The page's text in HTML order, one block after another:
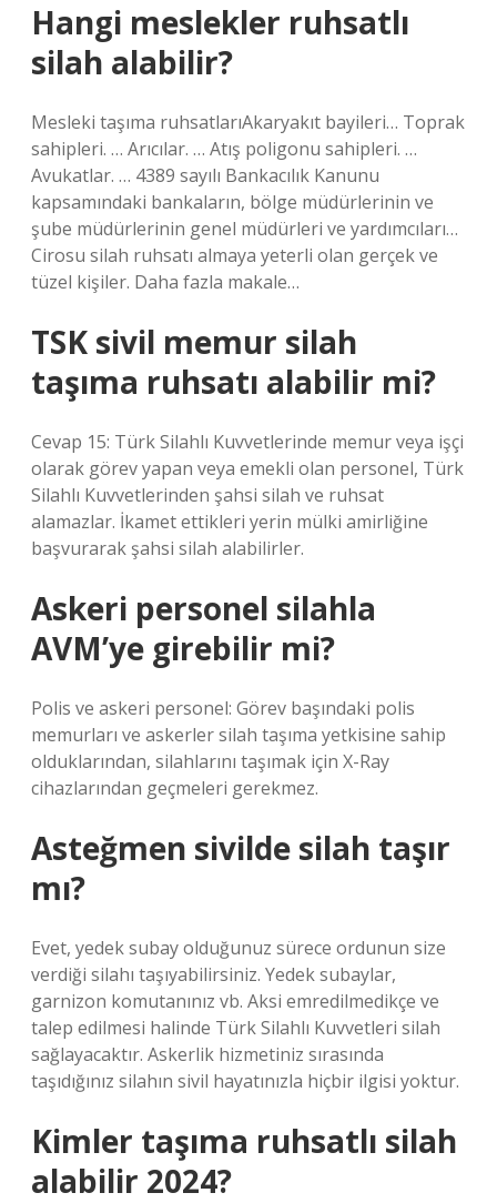
Hangi meslekler ruhsatlı
silah alabilir?
Mesleki taşıma ruhsatlarıAkaryakıt bayileri… Toprak
sahipleri. … Arıcılar. … Atış poligonu sahipleri. …
Avukatlar. … 4389 sayılı Bankacılık Kanunu
kapsamındaki bankaların, bölge müdürlerinin ve
şube müdürlerinin genel müdürleri ve yardımcıları…
Cirosu silah ruhsatı almaya yeterli olan gerçek ve
tüzel kişiler. Daha fazla makale…
TSK sivil memur silah
taşıma ruhsatı alabilir mi?
Cevap 15: Türk Silahlı Kuvvetlerinde memur veya işçi
olarak görev yapan veya emekli olan personel, Türk
Silahlı Kuvvetlerinden şahsi silah ve ruhsat
alamazlar. İkamet ettikleri yerin mülki amirliğine
başvurarak şahsi silah alabilirler.
Askeri personel silahla
AVM’ye girebilir mi?
Polis ve askeri personel: Görev başındaki polis
memurları ve askerler silah taşıma yetkisine sahip
olduklarından, silahlarını taşımak için X-Ray
cihazlarından geçmeleri gerekmez.
Asteğmen sivilde silah taşır
mı?
Evet, yedek subay olduğunuz sürece ordunun size
verdiği silahı taşıyabilirsiniz. Yedek subaylar,
garnizon komutanınız vb. Aksi emredilmedikçe ve
talep edilmesi halinde Türk Silahlı Kuvvetleri silah
sağlayacaktır. Askerlik hizmetiniz sırasında
taşıdığınız silahın sivil hayatınızla hiçbir ilgisi yoktur.
Kimler taşıma ruhsatlı silah
alabilir 2024?